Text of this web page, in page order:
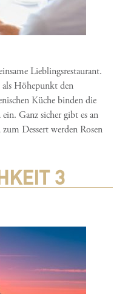
Lieblingsrestaurant.
als Höhepunkt den
Küche binden die
Ganz sicher gibt es an
Dessert werden Rosen
3